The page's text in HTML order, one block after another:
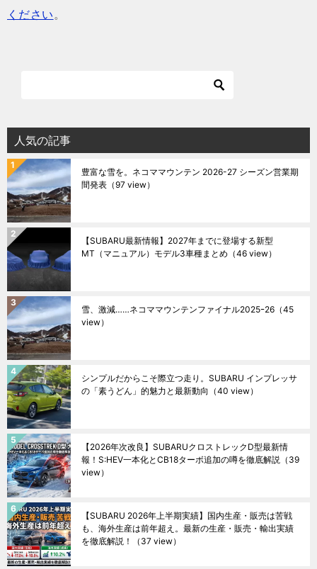
ください。
人気の記事
豊富な雪を。ネコママウンテン 2026-27 シーズン営業期
間発表 （97 view）
【SUBARU最新情報】2027年までに登場する新型
MT（マニュアル）モデル3車種まとめ （46 view）
雪、激減……ネコママウンテンファイナル2025ｰ26 （45
view）
シンプルだからこそ際立つ走り。SUBARU インプレッサ
の「素うどん」的魅力と最新動向 （40 view）
【2026年次改良】SUBARUクロストレックD型最新情
報！S:HEV一本化とCB18ターボ追加の噂を徹底解説 （39
view）
【SUBARU 2026年上半期実績】国内生産・販売は苦戦
も、海外生産は前年超え。最新の生産・販売・輸出実績
を徹底解説！
（37 view）